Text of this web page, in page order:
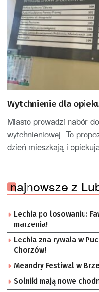
Wytchnienie dla
Miasto prowadzi nabór
wytchnieniowej. To
dzień mieszkają i
najnowsze z
Lechia po losowaniu:
marzenia!
Lechia zna rywala w
Chorzów!
Meandry Festiwal w
Solniki mają nowe